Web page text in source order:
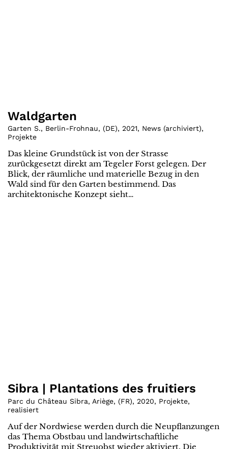
Waldgarten
Garten S., Berlin-Frohnau, (DE), 2021, News (archiviert),
Projekte
Das kleine Grundstück ist von der Strasse
zurückgesetzt direkt am Tegeler Forst gelegen. Der
Blick, der räumliche und materielle Bezug in den
Wald sind für den Garten bestimmend. Das
architektonische Konzept sieht…
Sibra | Plantations des fruitiers
Parc du Château Sibra, Ariège, (FR), 2020, Projekte,
realisiert
Auf der Nordwiese werden durch die Neupflanzungen
das Thema Obstbau und landwirtschaftliche
Produktivität mit Streuobst wieder aktiviert. Die